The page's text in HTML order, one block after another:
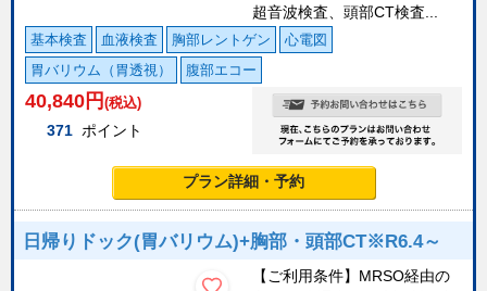
超音波検査、頭部CT検査...
基本検査 血液検査 胸部レントゲン
心電図
胃バリウム（胃透視）
腹部エコー
40,840 円 (税込)
371 ポイント
プラン詳細・予約
日帰りドック(胃バリウム)+胸部・頭部CT※R6.4～
【ご利用条件】MRSO経由の